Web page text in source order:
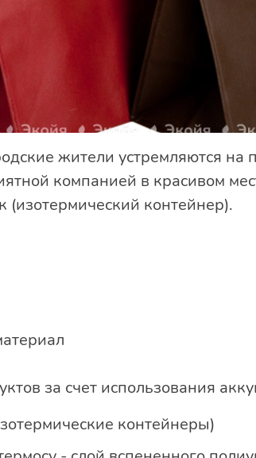
жители устремляются на
компанией в красивом
(изотермический контейнер).
за счет использования
контейнеры)